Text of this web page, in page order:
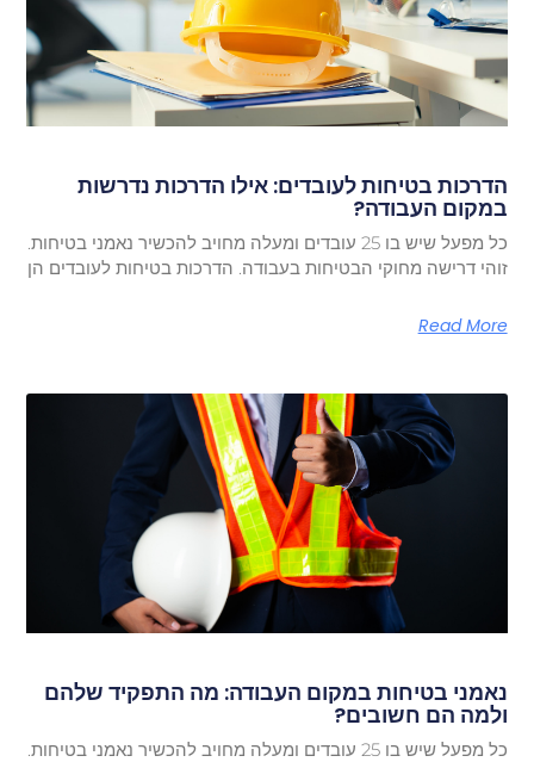
הדרכות בטיחות לעובדים: אילו הדרכות נדרשות
במקום העבודה?
כל מפעל שיש בו 25 עובדים ומעלה מחויב להכשיר נאמני בטיחות.
זוהי דרישה מחוקי הבטיחות בעבודה. הדרכות בטיחות לעובדים הן
Read More
נאמני בטיחות במקום העבודה: מה התפקיד שלהם
ולמה הם חשובים?
כל מפעל שיש בו 25 עובדים ומעלה מחויב להכשיר נאמני בטיחות.